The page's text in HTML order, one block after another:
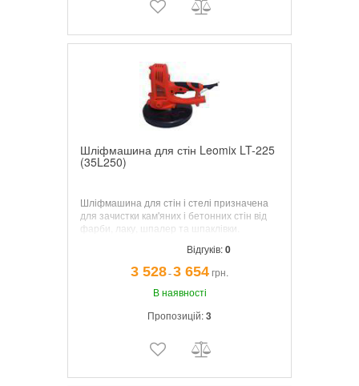
Шліфмашина для стін Leomix LT-225
(35L250)
Шліфмашина для стін і стелі призначена
для зачистки кам'яних і бетонних стін від
фарби, лаку, шпалер та шпаклівки.
Гц. Потужність 1050/1220 Вт. Діаметр
шліфувальної насадки 215 мм.
Відгуків:0
3 528¯3 654грн.
В наявності
Пропозицій:3